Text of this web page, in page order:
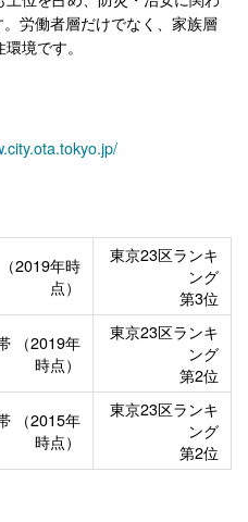
労働者層だけでなく、家族層
境です。
（2019年時
点）
東京23区ランキ
ング
第3位
（2019年
時点）
東京23区ランキ
ング
第2位
（2015年
時点）
東京23区ランキ
ング
第2位